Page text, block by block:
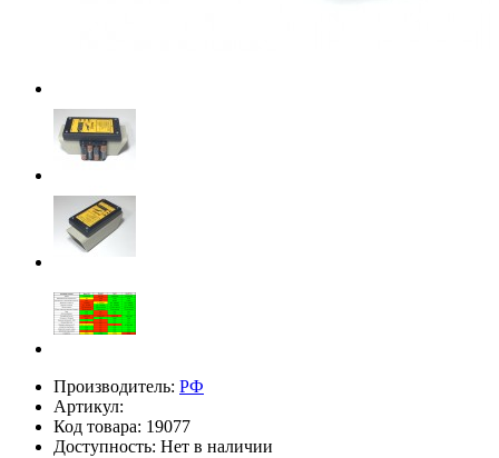
Производитель: РФ
Артикул:
Код товара: 19077
Доступность: Нет в наличии